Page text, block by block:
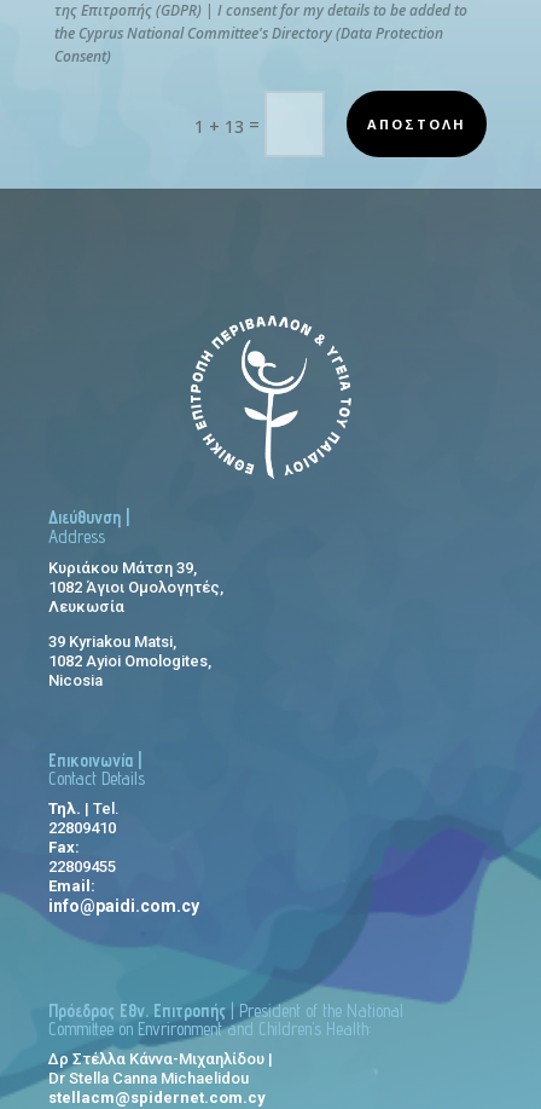
της Επιτροπής (GDPR) | I consent for my details to be added to
the Cyprus National Committee's Directory (Data Protection
Consent)
1 + 13 = ΑΠΟΣΤΟΛΗ
Διεύθυνση |
Address
Κυριάκου Μάτση 39,
1082 Άγιοι Ομολογητές,
Λευκωσία
39 Kyriakou Matsi,
1082 Ayioi Omologites,
Nicosia
Επικοινωνία |
Contact Details
Τηλ. | Tel.
22809410
Fax:
22809455
Email:
info@paidi.com.cy
Πρόεδρος Εθν. Επιτροπής | President of the National
Committee on Envrironment and Children’s Health:
Δρ Στέλλα Κάννα-Μιχαηλίδου |
Dr Stella Canna Michaelidou
stellacm@spidernet.com.cy